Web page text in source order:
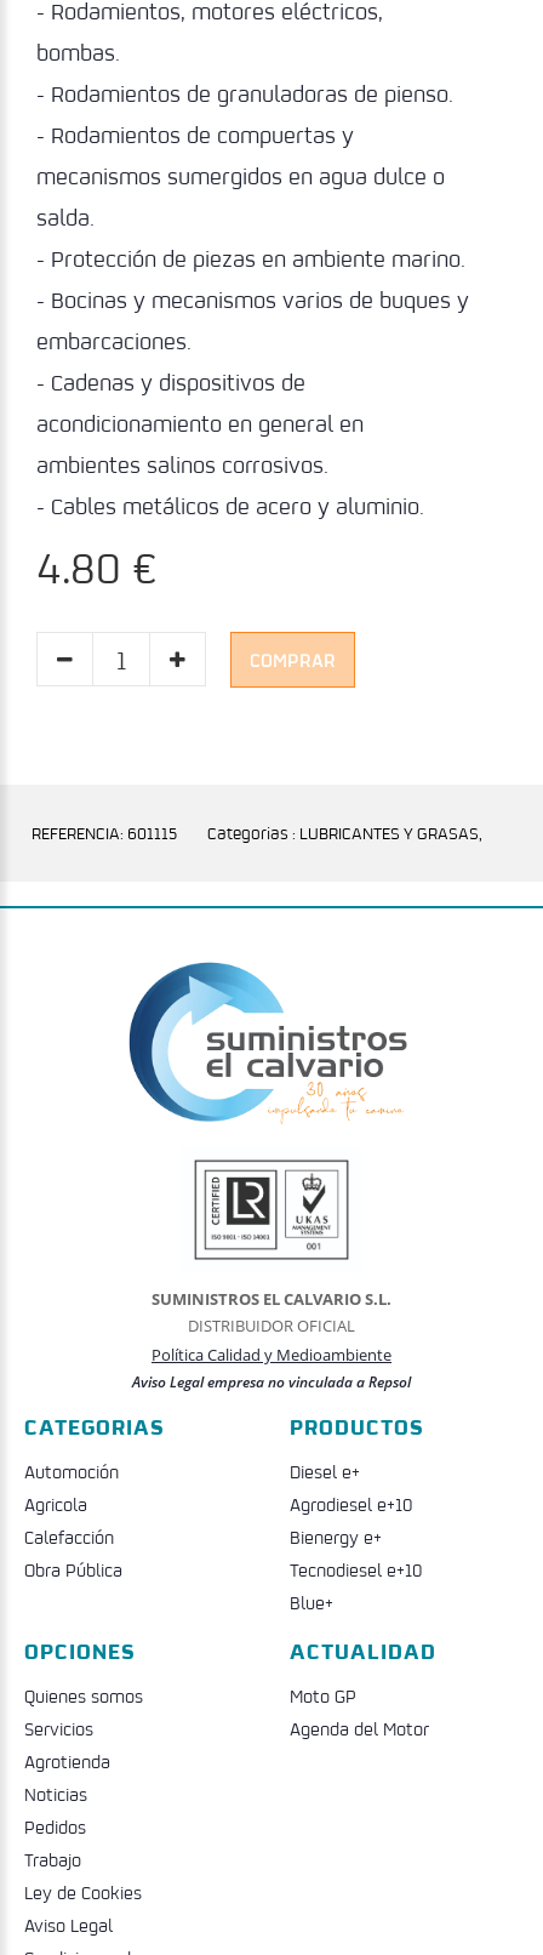
- Rodamientos, motores eléctricos,
bombas.
- Rodamientos de granuladoras de pienso.
- Rodamientos de compuertas y
mecanismos sumergidos en agua dulce o
salda.
- Protección de piezas en ambiente marino.
- Bocinas y mecanismos varios de buques y
embarcaciones.
- Cadenas y dispositivos de
acondicionamiento en general en
ambientes salinos corrosivos.
- Cables metálicos de acero y aluminio.
4.80 €
COMPRAR
REFERENCIA: 601115 Categorias : LUBRICANTES Y GRASAS,
SUMINISTROS EL CALVARIO S.L.
DISTRIBUIDOR OFICIAL
Política Calidad y Medioambiente
Aviso Legal empresa no vinculada a Repsol
CATEGORIAS
Automoción
Agricola
Calefacción
Obra Pública
PRODUCTOS
Diesel e+
Agrodiesel e+10
Bienergy e+
Tecnodiesel e+10
Blue+
OPCIONES
Quienes somos
Servicios
Agrotienda
Noticias
Pedidos
Trabajo
Ley de Cookies
Aviso Legal
ACTUALIDAD
Moto GP
Agenda del Motor